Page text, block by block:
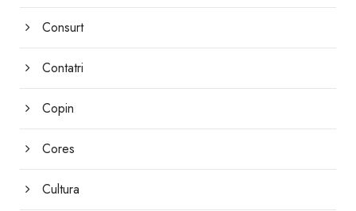
Consurt
Contatri
Copin
Cores
Cultura